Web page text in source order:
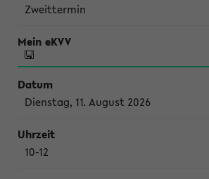
Zweittermin
Dienstag, 11. August 2026
10-12